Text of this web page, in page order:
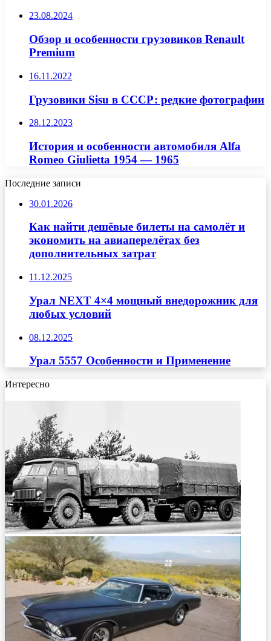
23.08.2024
Обзор и особенности грузовиков Renault
Premium
16.11.2022
Грузовики Sisu в СССР: редкие фотографии
28.12.2023
История и особенности автомобиля Alfa
Romeo Giulietta 1954 — 1965
Последние записи
30.01.2026
Как найти дешёвые билеты на самолёт и
экономить на авиаперелётах без
дополнительных затрат
11.12.2025
Урал NEXT 4×4 мощный внедорожник для
любых условий
08.12.2025
Урал 5557 Особенности и Применение
Интересно